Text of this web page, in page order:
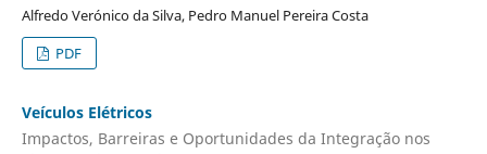
Alfredo Verónico da Silva, Pedro Manuel Pereira Costa
PDF
Veículos Elétricos
Impactos, Barreiras e Oportunidades da Integração nos